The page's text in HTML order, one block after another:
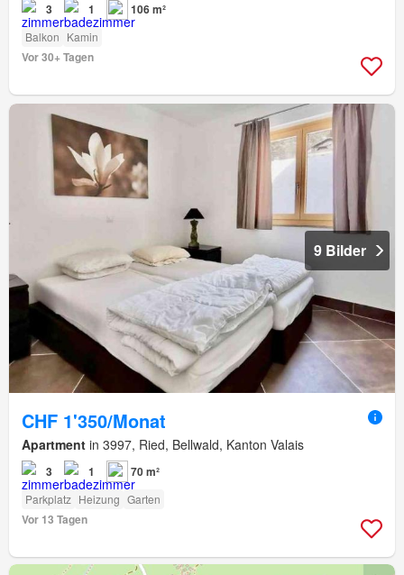
3 1 106 m²
Balkon Kamin
Vor 30+ Tagen
9 Bilder
CHF 1'350/Monat
Apartment in 3997, Ried, Bellwald, Kanton Valais
3 1 70 m²
Parkplatz Heizung Garten
Vor 13 Tagen